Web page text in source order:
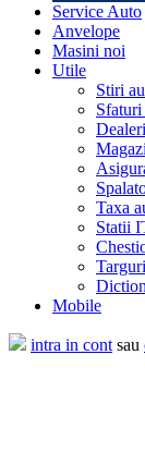
Service Auto
Anvelope
Masini noi
Utile
Stiri
Taxa
Statii
Mobile
intra in cont sau